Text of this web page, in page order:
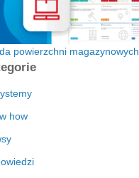
powierzchni magazynowych
how